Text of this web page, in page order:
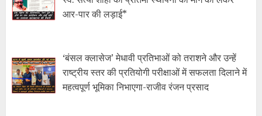
आर-पार की लड़ाई*
‘बंसल क्लासेज’ मेधावी प्रतिभाओं को तराशने और उन्हें
राष्ट्रीय स्तर की प्रतियोगी परीक्षाओं में सफलता दिलाने में
महत्वपूर्ण भूमिका निभाएगा-राजीव रंजन प्रसाद